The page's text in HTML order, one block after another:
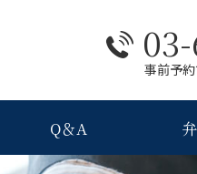
事前予
Q＆A